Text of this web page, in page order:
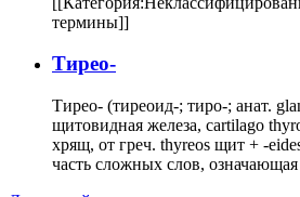
термины]]
Тирео-
Тирео- (тиреоид-; тиро-; анат.
щитовидная железа, cartilago
хрящ, от греч. thyreos щит + -
часть сложных слов,